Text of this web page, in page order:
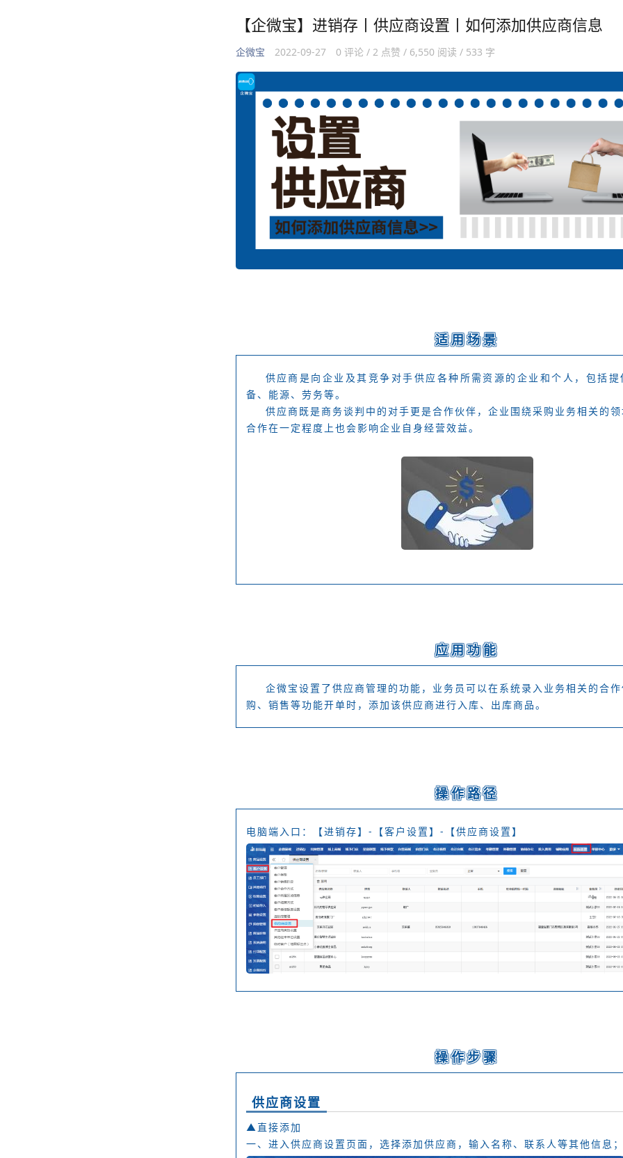
【企微宝】进销存丨供应商设置丨如何添加供应商信息
企微宝 2022-09-27 0 评论 / 2 点赞 / 6,550 阅读 / 533 字
适用场景
供应商是向企业及其竞争对手供应各种所需资源的企业和个人，包括
备、能源、劳务等。
供应商既是商务谈判中的对手更是合作伙伴，企业围绕采购业务相关的
合作在一定程度上也会影响企业自身经营效益。
应用功能
企微宝设置了供应商管理的功能，业务员可以在系统录入业务相关的合
购、销售等功能开单时，添加该供应商进行入库、出库商品。
操作路径
电脑端入口：【进销存】-【客户设置】-【供应商设置】
操作步骤
供应商设置
▲直接添加
一、进入供应商设置页面，选择添加供应商，输入名称、联系人等其他信息